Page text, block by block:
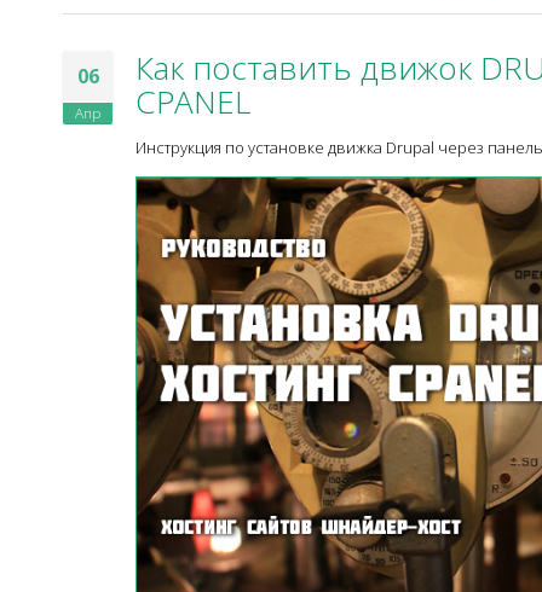
06
Апр
Как поставить движок
CPANEL
Инструкция по установке движка Drupal через